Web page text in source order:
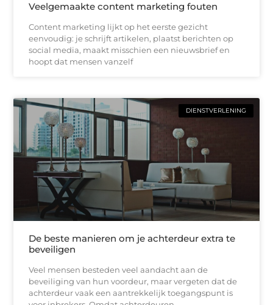
Veelgemaakte content marketing fouten
Content marketing lijkt op het eerste gezicht
eenvoudig: je schrijft artikelen, plaatst berichten op
social media, maakt misschien een nieuwsbrief en
hoopt dat mensen vanzelf
DIENSTVERLENING
De beste manieren om je achterdeur extra te
beveiligen
Veel mensen besteden veel aandacht aan de
beveiliging van hun voordeur, maar vergeten dat de
achterdeur vaak een aantrekkelijk toegangspunt is